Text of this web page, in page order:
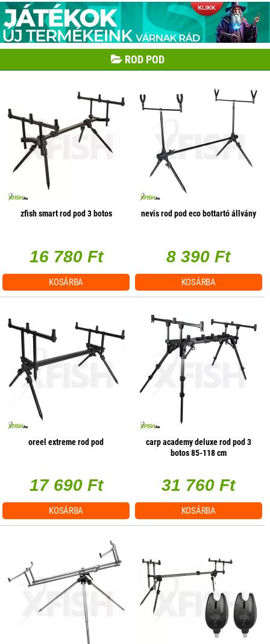
ROD POD
zfish smart rod pod 3 botos
16 780 Ft
KOSÁRBA
nevis rod pod eco bottartó állvány
8 390 Ft
KOSÁRBA
oreel extreme rod pod
17 690 Ft
KOSÁRBA
carp academy deluxe rod pod 3
botos 85-118 cm
31 760 Ft
KOSÁRBA